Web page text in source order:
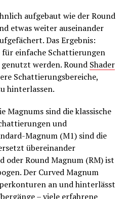
aufgebaut wie der Round
etwas weiter auseinander
Das Ergebnis:
für einfache Schattierungen
werden. Round Shader
Schattierungsbereiche,
hinterlassen.
Magnums sind die klassische
und
Magnum (M1) sind die
übereinander
oder Round Magnum (RM) ist
Der Curved Magnum
an und hinterlässt
– viele erfahrene